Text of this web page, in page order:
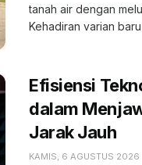
tanah air dengan
Kehadiran varian baru
Efisiensi
dalam
Jarak Jauh
KAMIS, 6 AGUSTUS 2026